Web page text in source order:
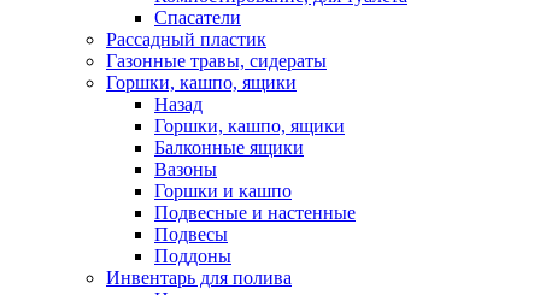
Спасатели
Рассадный пластик
Газонные травы, сидераты
Горшки, кашпо, ящики
Назад
Горшки, кашпо, ящики
Балконные ящики
Вазоны
Горшки и кашпо
Подвесные и настенные
Подвесы
Поддоны
Инвентарь для полива